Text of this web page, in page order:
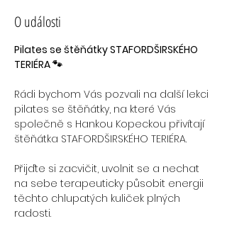
O události
Pilates se štěňátky STAFORDŠIRSKÉHO
TERIÉRA 🐾
Rádi bychom Vás pozvali na další lekci
pilates se štěňátky, na které Vás
společně s Hankou Kopeckou přivítají
štěňátka STAFORDŠIRSKÉHO TERIÉRA.
Přijďte si zacvičit, uvolnit se a nechat
na sebe terapeuticky působit energii
těchto chlupatých kuliček plných
radosti.